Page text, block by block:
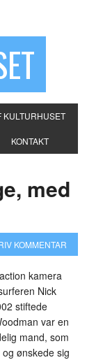
KULTURHUSET
KONTAKT
med
KOMMENTAR
kamera
Nick
stiftede
var en
mand, som
ønskede sig